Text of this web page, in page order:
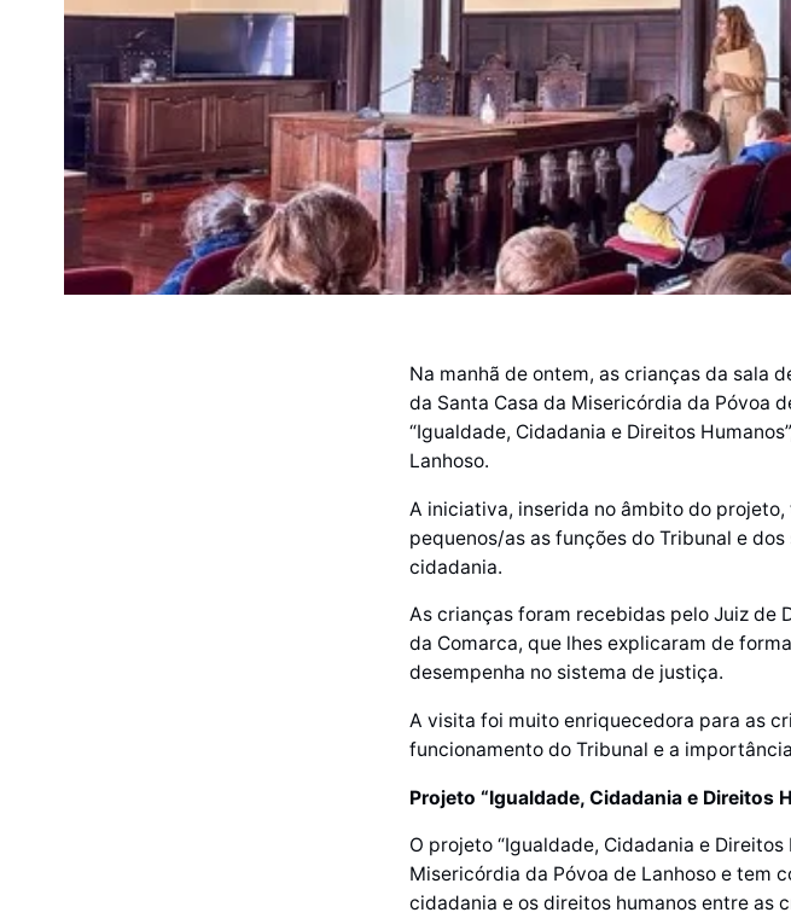
Na manhã de ontem, as crianças da sala
da Santa Casa da Misericórdia da Póvoa
“Igualdade, Cidadania e Direitos
Lanhoso.
A iniciativa, inserida no âmbito do
pequenos/as as funções do Tribunal e
cidadania.
As crianças foram recebidas pelo Juiz de
da Comarca, que lhes explicaram de
desempenha no sistema de justiça.
A visita foi muito enriquecedora para as
funcionamento do Tribunal e a
Projeto “Igualdade, Cidadania e Direitos
O projeto “Igualdade, Cidadania e
Misericórdia da Póvoa de Lanhoso e tem
cidadania e os direitos humanos entre as